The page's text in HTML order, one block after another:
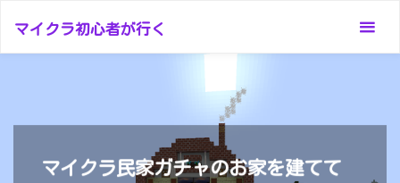
テ
マイクラ初心者が行く
マイクラ民家ガチャのお家を建てて